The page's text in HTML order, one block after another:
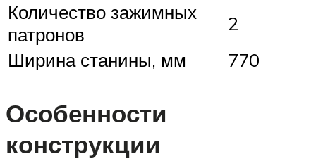
Количество зажимных
патронов
2
Ширина станины, мм
770
Особенности
конструкции